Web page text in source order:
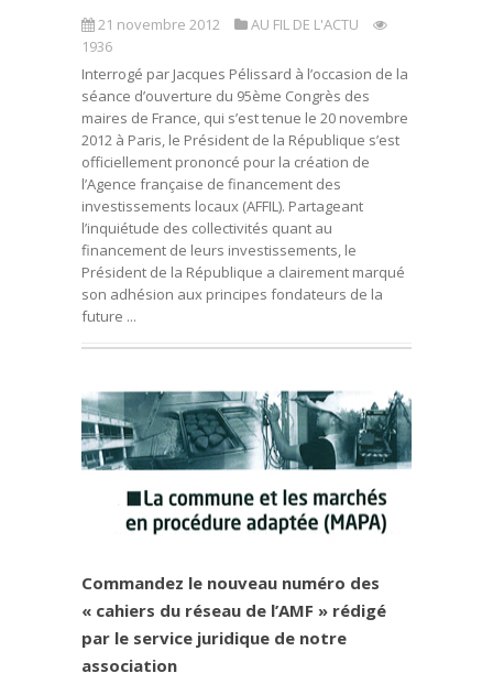
21 novembre 2012
AU FIL DE L'ACTU
1936
Interrogé par Jacques Pélissard à l’occasion de la
séance d’ouverture du 95ème Congrès des
maires de France, qui s’est tenue le 20 novembre
2012 à Paris, le Président de la République s’est
officiellement prononcé pour la création de
l’Agence française de financement des
investissements locaux (AFFIL). Partageant
l’inquiétude des collectivités quant au
financement de leurs investissements, le
Président de la République a clairement marqué
son adhésion aux principes fondateurs de la
future ...
Commandez le nouveau numéro des
« cahiers du réseau de l’AMF » rédigé
par le service juridique de notre
association